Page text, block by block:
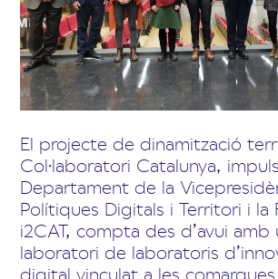
El projecte de dinamització
Col·laboratori Catalunya,
Departament de la
Polítiques Digitals i Territori i la
i2CAT, compta des d’avui amb
laboratori de laboratoris
digital vinculat a les